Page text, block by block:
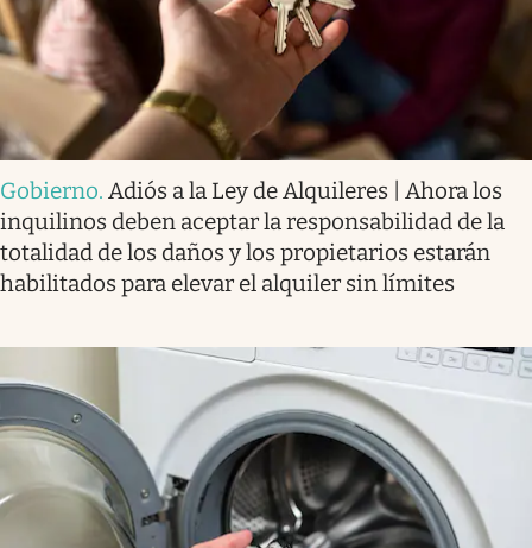
Gobierno. Adiós a la Ley de Alquileres | Ahora los
inquilinos deben aceptar la responsabilidad de la
totalidad de los daños y los propietarios estarán
habilitados para elevar el alquiler sin límites